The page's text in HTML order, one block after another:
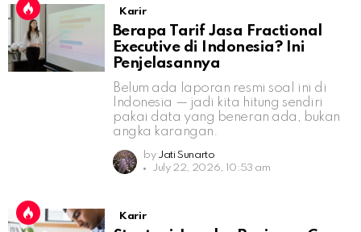
Karir
Berapa Tarif Jasa Fractional
Executive di Indonesia? Ini
Penjelasannya
Belum ada laporan resmi soal ini di
Indonesia — jadi kita hitung sendiri
pakai data yang beneran ada, bukan
angka karangan.
by Jati Sunarto
July 22, 2026, 10:53 am
Karir